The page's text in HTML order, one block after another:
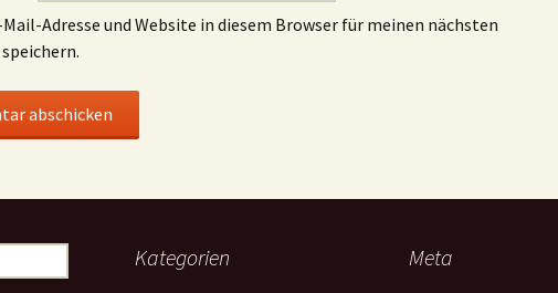
Mail-Adresse und Website in diesem Browser für meinen nächsten
Kategorien Meta